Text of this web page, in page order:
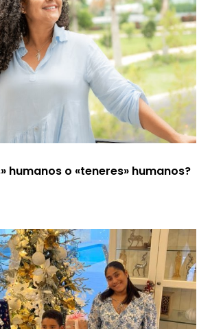
humanos o «teneres» humanos?